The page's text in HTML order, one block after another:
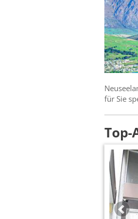
für Sie